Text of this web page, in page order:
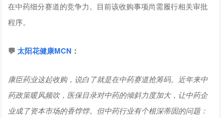
在中药细分赛道的竞争力。目前该收购事项尚需履行相关审批
程序。
💬 太阳花健康MCN ：
康臣药业这起收购，说白了就是在中药赛道抢筹码。近年来中
药政策暖风频吹，医保目录对中药的倾斜力度加大，让中药企
业成了资本市场的香饽饽。但中药行业有个根深蒂固的问题：